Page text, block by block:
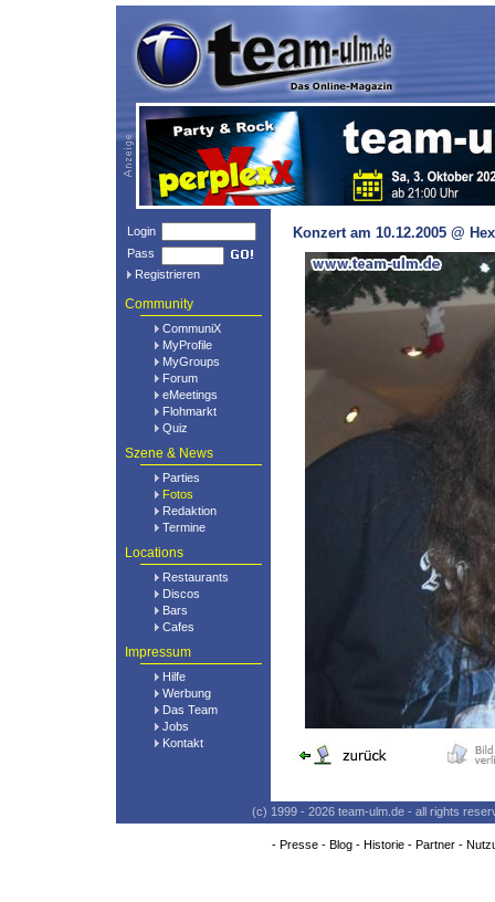
Login
Pass
Registrieren
Community
CommuniX
MyProfile
MyGroups
Forum
eMeetings
Flohmarkt
Quiz
Szene & News
Parties
Fotos
Redaktion
Termine
Locations
Restaurants
Discos
Bars
Cafes
Impressum
Hilfe
Werbung
Das Team
Jobs
Kontakt
Konzert am 10.12.2005 @
(c) 1999 - 2026 team-ulm.de - all rights
- Presse- Blog- Historie- Partner-